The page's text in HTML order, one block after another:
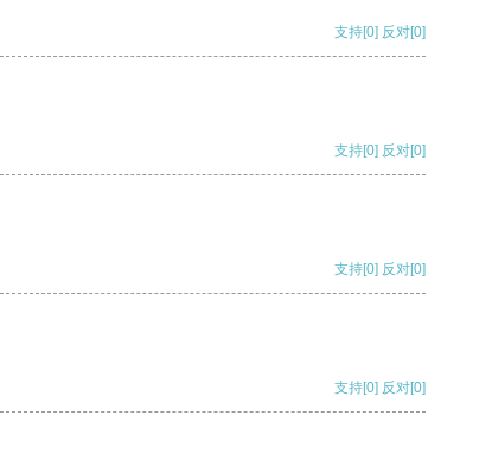
支持[0] 反对[0]
支持[0] 反对[0]
支持[0] 反对[0]
支持[0] 反对[0]